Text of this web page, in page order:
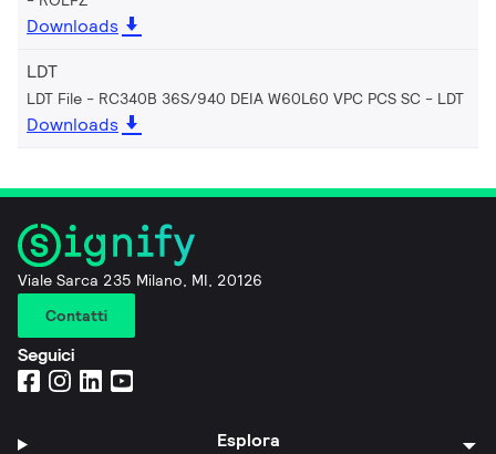
Downloads
LDT
LDT File - RC340B 36S/940 DEIA W60L60 VPC PCS SC LDT
Downloads
Viale Sarca 235 Milano, MI, 20126
Contatti
Seguici
Esplora